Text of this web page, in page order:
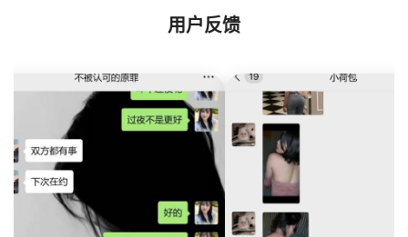
用户反馈